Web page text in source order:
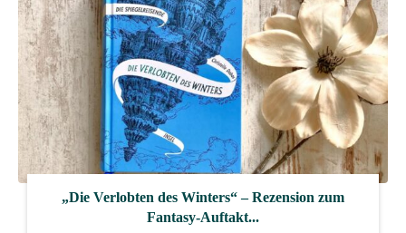
„Die Verlobten des Winters“ – Rezension zum
Fantasy-Auftakt...